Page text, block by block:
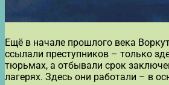
Ещё в начале прошлого века
ссылали преступников – только
тюрьмах, а отбывали срок
лагерях. Здесь они работали – в